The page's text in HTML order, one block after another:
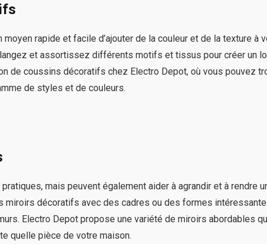
rapide et facile d’ajouter de la couleur et de la texture à
et assortissez différents motifs et tissus pour créer un
de coussins décoratifs chez Electro Depot, où vous pouvez
de styles et de couleurs.
mais peuvent également aider à agrandir et à rendre
miroirs décoratifs avec des cadres ou des formes
Electro Depot propose une variété de miroirs abordables
quelle pièce de votre maison.